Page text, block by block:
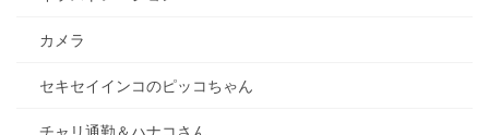
カメラ
セキセイインコのピッコちゃん